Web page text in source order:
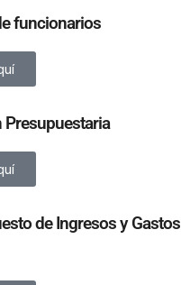
funcionarios
Presupuestaria
de Ingresos y Gastos